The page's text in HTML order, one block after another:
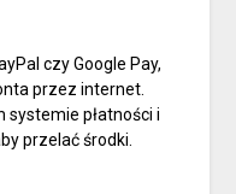
czy Google Pay,
przez internet.
systemie płatności i
przelać środki.